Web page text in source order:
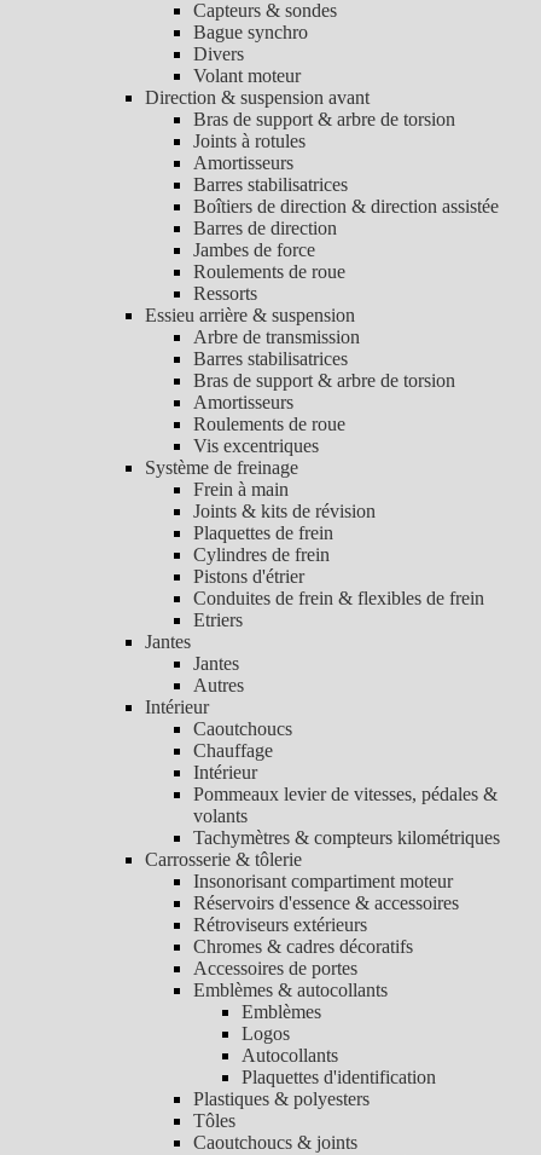
Capteurs & sondes
Bague synchro
Divers
Volant moteur
Direction & suspension avant
Bras de support & arbre de torsion
Joints à rotules
Amortisseurs
Barres stabilisatrices
Boîtiers de direction & direction assistée
Barres de direction
Jambes de force
Roulements de roue
Ressorts
Essieu arrière & suspension
Arbre de transmission
Barres stabilisatrices
Bras de support & arbre de torsion
Amortisseurs
Roulements de roue
Vis excentriques
Système de freinage
Frein à main
Joints & kits de révision
Plaquettes de frein
Cylindres de frein
Pistons d'étrier
Conduites de frein & flexibles de frein
Etriers
Jantes
Jantes
Autres
Intérieur
Caoutchoucs
Chauffage
Intérieur
Pommeaux levier de vitesses, pédales &
volants
Tachymètres & compteurs kilométriques
Carrosserie & tôlerie
Insonorisant compartiment moteur
Réservoirs d'essence & accessoires
Rétroviseurs extérieurs
Chromes & cadres décoratifs
Accessoires de portes
Emblèmes & autocollants
Emblèmes
Logos
Autocollants
Plaquettes d'identification
Plastiques & polyesters
Tôles
Caoutchoucs & joints